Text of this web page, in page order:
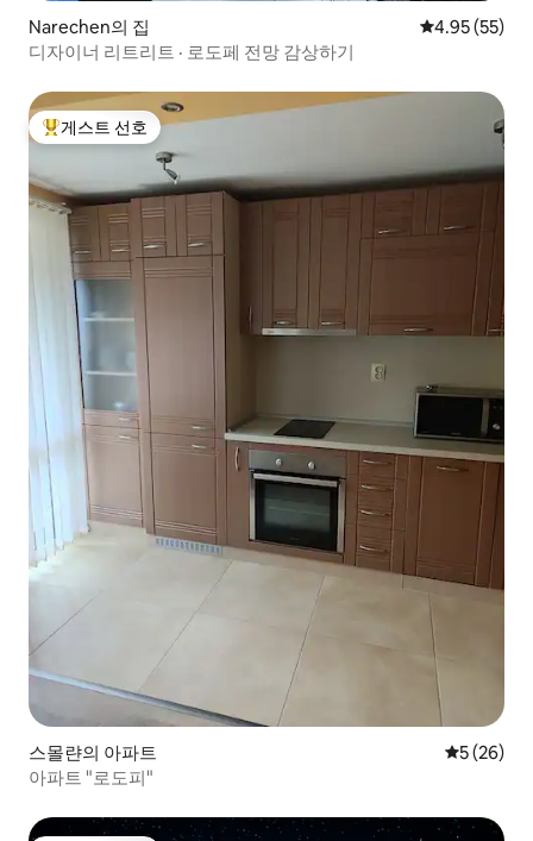
Narechen의 집 평점 4.95점(5
4.95 (55)
디자이너 리트리트 · 로도페 전망 감상하기
상위 게스트 선호
게스트 선호
스몰랸의 아파트 평점 5점(5
5 (26)
아파트 "로도피"